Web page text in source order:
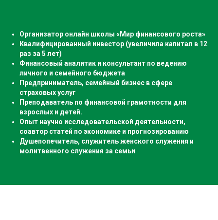
Организатор онлайн школы «Мир финансового роста»
Квалифицированный инвестор (увеличила капитал в 12
раз за 5 лет)
Финансовый аналитик и консультант по ведению
личного и семейного бюджета
Предприниматель, семейный бизнес в сфере
страховых услуг
Преподаватель по финансовой грамотности для
взрослых и детей.
Опыт научно исследовательской деятельности,
соавтор статей по экономике и прогнозированию
Душепопечитель, служитель женского служения и
молитвенного служения за семьи